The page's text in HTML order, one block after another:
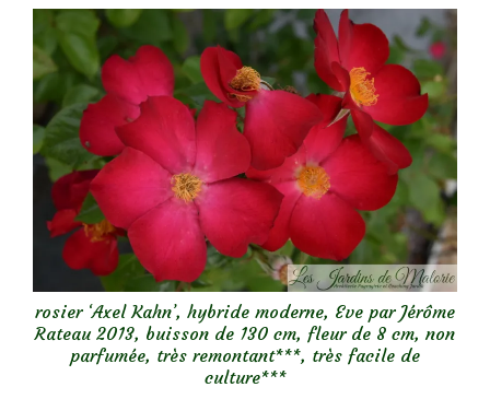
rosier ‘Axel Kahn’, hybride moderne, Eve par Jérôme
Rateau 2013, buisson de 130 cm, fleur de 8 cm, non
parfumée, très remontant***, très facile de
culture***